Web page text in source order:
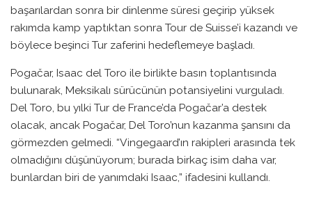
başarılardan sonra bir dinlenme süresi geçirip yüksek
rakımda kamp yaptıktan sonra Tour de Suisse’i kazandı ve
böylece beşinci Tur zaferini hedeflemeye başladı.
Pogačar, Isaac del Toro ile birlikte basın toplantısında
bulunarak, Meksikalı sürücünün potansiyelini vurguladı.
Del Toro, bu yılki Tur de France’da Pogačar’a destek
olacak, ancak Pogačar, Del Toro’nun kazanma şansını da
görmezden gelmedi. “Vingegaard’ın rakipleri arasında tek
olmadığını düşünüyorum; burada birkaç isim daha var,
bunlardan biri de yanımdaki Isaac,” ifadesini kullandı.